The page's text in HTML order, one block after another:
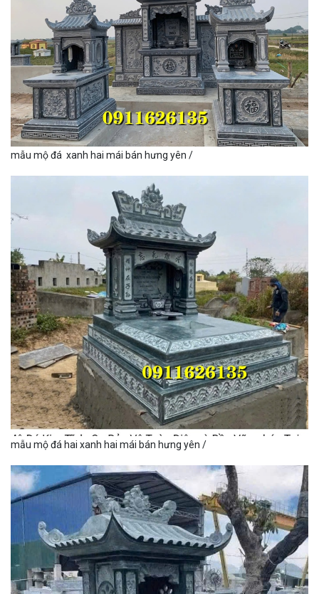
mẫu mộ đá xanh hai mái bán hưng yên /
mẫu mộ đá hai xanh hai mái bán hưng yên /